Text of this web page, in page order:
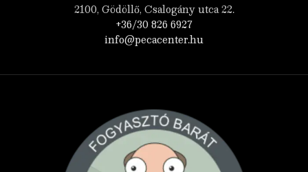
2100, Gödöllő, Csalogány utca 22.
+36/30 826 6927
info@pecacenter.hu